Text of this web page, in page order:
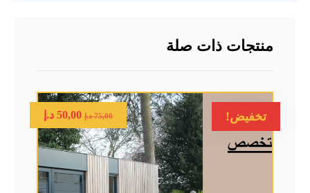
منتجات ذات صلة
تخفيض! 75,00 د.إ 50,00 د.إ